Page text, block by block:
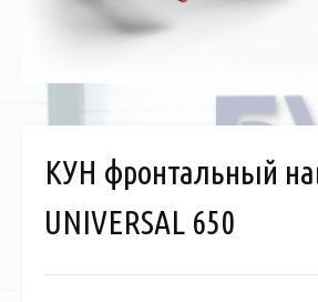
КУН фронтальный
UNIVERSAL 650